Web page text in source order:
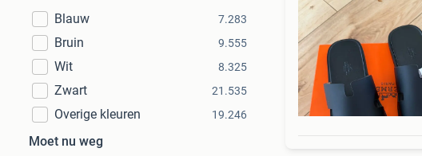
Blauw
7.283
Bruin 9.555
Wit 8.325
Zwart 21.535
Overige kleuren 19.246
Moet nu weg